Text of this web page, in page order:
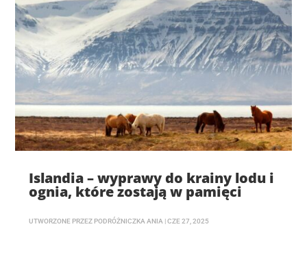
Islandia – wyprawy do krainy lodu i
ognia, które zostają w pamięci
UTWORZONE PRZEZ PODRÓŻNICZKA ANIA |CZE 27, 2025